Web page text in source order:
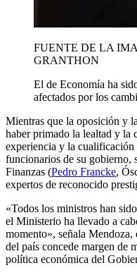
FUENTE DE LA
GRANTHON
El de Economía ha
afectados por los
Mientras que la oposición y
haber primado la lealtad y la
experiencia y la cualificación
funcionarios de su gobierno,
Finanzas (Pedro Francke,
expertos de reconocido
«Todos los ministros han
el Ministerio ha llevado a
momento», señala Mendoza,
del país concede margen de
política económica del